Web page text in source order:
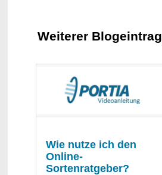
Weiterer Blogeintrag
Wie nutze ich den
Online-
Sortenratgeber?